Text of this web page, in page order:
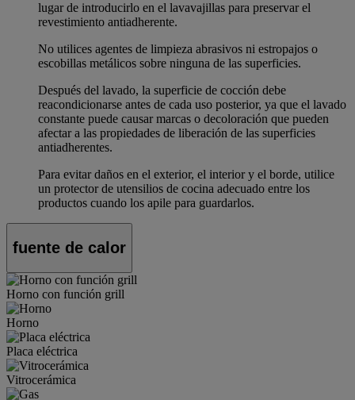
lugar de introducirlo en el lavavajillas para preservar el
revestimiento antiadherente.
No utilices agentes de limpieza abrasivos ni estropajos o
escobillas metálicos sobre ninguna de las superficies.
Después del lavado, la superficie de cocción debe
reacondicionarse antes de cada uso posterior, ya que el lavado
constante puede causar marcas o decoloración que pueden
afectar a las propiedades de liberación de las superficies
antiadherentes.
Para evitar daños en el exterior, el interior y el borde, utilice
un protector de utensilios de cocina adecuado entre los
productos cuando los apile para guardarlos.
fuente de calor
Horno con función grill
Horno
Placa eléctrica
Vitrocerámica